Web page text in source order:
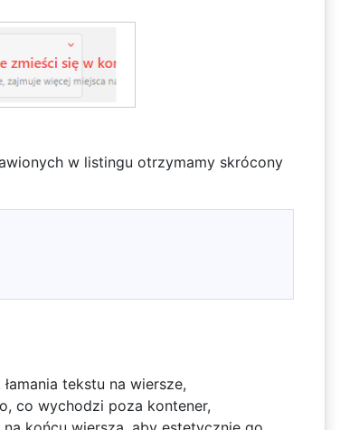
w listingu otrzymamy skrócony
tekstu na wiersze,
co wychodzi poza kontener,